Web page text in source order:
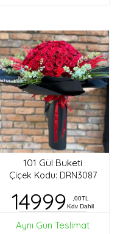
101 Gül Buketi
Çiçek Kodu: DRN3087
14999
,00TL
Kdv Dahil
Aynı Gün Teslimat